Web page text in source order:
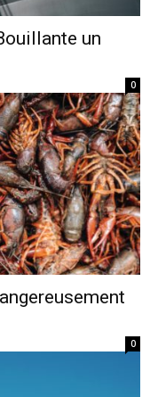
un
0
0